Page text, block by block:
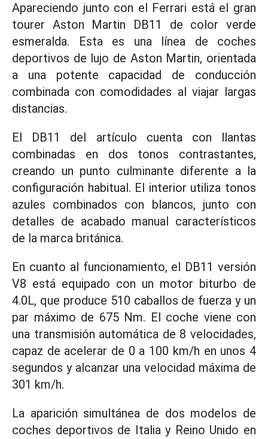
Apareciendo junto con el Ferrari está el gran
tourer Aston Martin DB11 de color verde
esmeralda. Esta es una línea de coches
deportivos de lujo de Aston Martin, orientada
a una potente capacidad de conducción
combinada con comodidades al viajar largas
distancias.
El DB11 del artículo cuenta con llantas
combinadas en dos tonos contrastantes,
creando un punto culminante diferente a la
configuración habitual. El interior utiliza tonos
azules combinados con blancos, junto con
detalles de acabado manual característicos
de la marca británica.
En cuanto al funcionamiento, el DB11 versión
V8 está equipado con un motor biturbo de
4.0L, que produce 510 caballos de fuerza y un
par máximo de 675 Nm. El coche viene con
una transmisión automática de 8 velocidades,
capaz de acelerar de 0 a 100 km/h en unos 4
segundos y alcanzar una velocidad máxima de
301 km/h.
La aparición simultánea de dos modelos de
coches deportivos de Italia y Reino Unido en